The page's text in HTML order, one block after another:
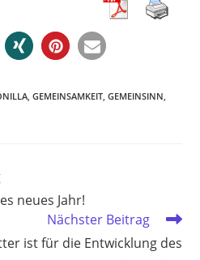
, GEMEINSAMKEIT, GEMEINSINN,
neues Jahr!
Nächster Beitrag
ist für die Entwicklung des